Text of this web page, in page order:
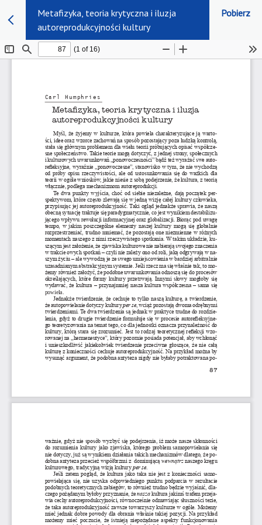
Metafizyka, teoria krytyczna i iluzja
autoreprodukcyjności kultury
Pobierz